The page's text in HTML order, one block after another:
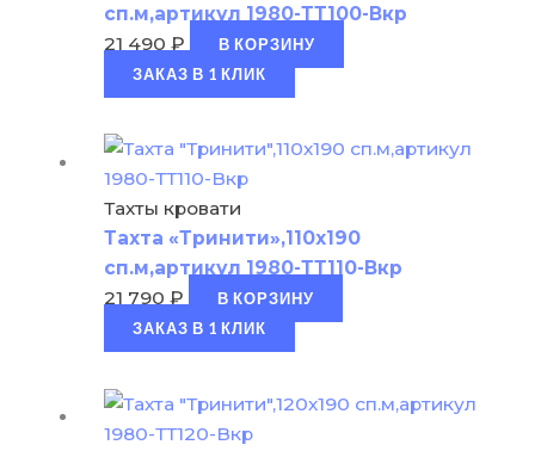
сп.м,артикул 1980-ТТ100-Вкр
21 490 ₽
В КОРЗИНУ
ЗАКАЗ В 1 КЛИК
Тахты кровати
Тахта «Тринити»,110х190
сп.м,артикул 1980-ТТ110-Вкр
21 790 ₽
В КОРЗИНУ
ЗАКАЗ В 1 КЛИК